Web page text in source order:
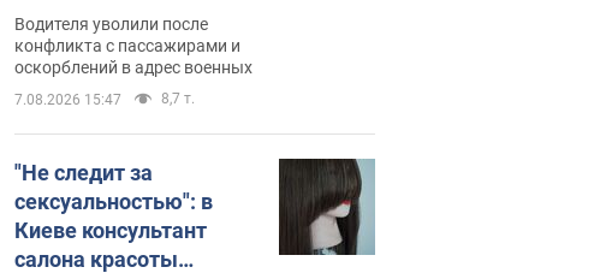
украинским военным и
поплатился за это.
Видео
Водителя уволили после
конфликта с пассажирами и
оскорблений в адрес военных
7.08.2026 15:47 8,7 т.
"Не следит за
сексуальностью": в
Киеве консультант
салона красоты